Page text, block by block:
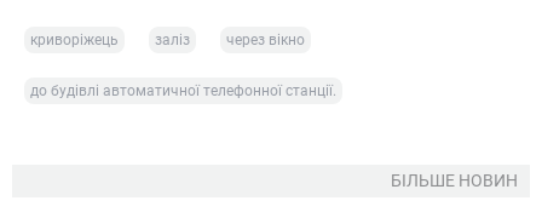
криворіжець заліз через вікно
до будівлі автоматичної телефонної станції.
БІЛЬШЕ НОВИН